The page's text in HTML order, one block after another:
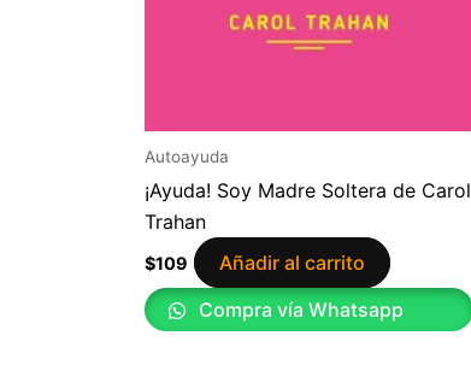
Autoayuda
¡Ayuda! Soy Madre Soltera de Carol
Trahan
$109
Añadir al carrito
Compra vía Whatsapp